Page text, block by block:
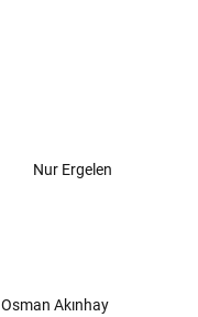
Nur Ergelen
Osman Akınhay